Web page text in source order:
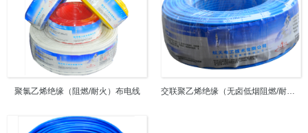
聚氯乙烯绝缘（阻燃/耐火）布电线 交联聚乙烯绝缘（无卤低烟阻燃/耐火）布电线